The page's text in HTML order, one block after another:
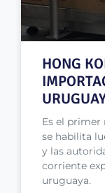
HONG
Es el primer
se habilita
y las
corriente
uruguaya.